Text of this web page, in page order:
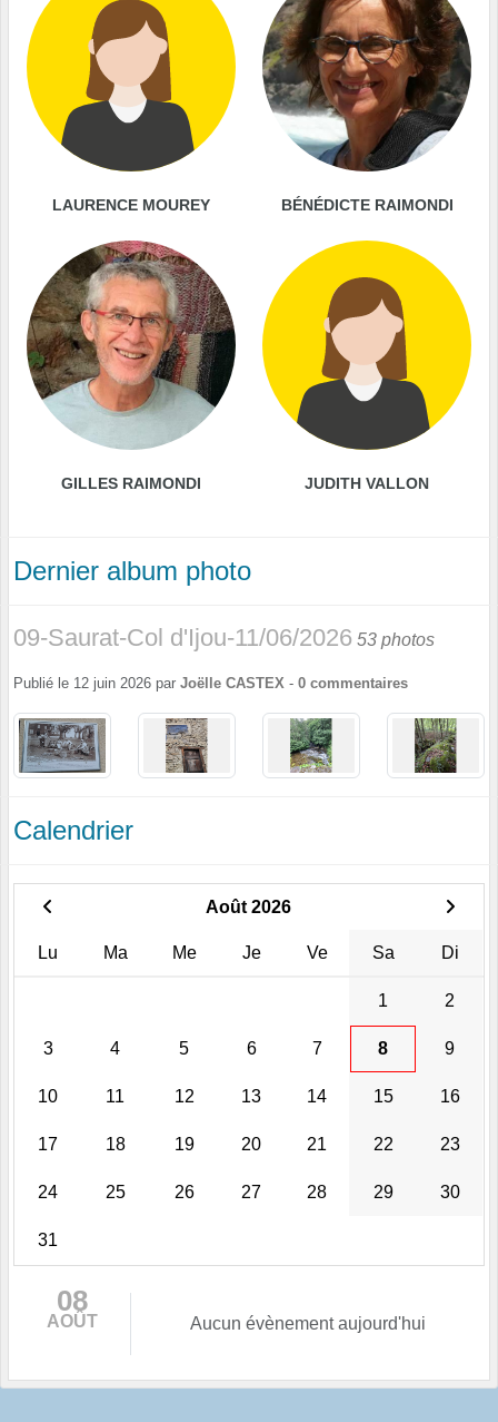
LAURENCE MOUREY BÉNÉDICTE RAIMONDI
GILLES RAIMONDI JUDITH VALLON
Dernier album photo
09-Saurat-Col d'Ijou-11/06/2026 53 photos
Publié le 12 juin 2026 par Joëlle CASTEX - 0 commentaires
Calendrier
Août 2026
Lu Ma Me Je Ve Sa Di
1 2
3 4 5 6 7 8 9
10 11 12 13 14 15 16
17 18 19 20 21 22 23
24 25 26 27 28 29 30
31
08
AOÛT Aucun évènement aujourd'hui